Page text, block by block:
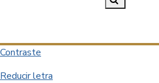
Contraste
Reducir letra